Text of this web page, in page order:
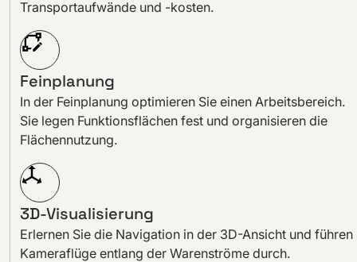
Transportaufwände und -kosten.
Feinplanung
In der Feinplanung optimieren Sie einen Arbeitsbereich.
Sie legen Funktionsflächen fest und organisieren die
Flächennutzung.
3D-Visualisierung
Erlernen Sie die Navigation in der 3D-Ansicht und führen
Kameraflüge entlang der Warenströme durch.